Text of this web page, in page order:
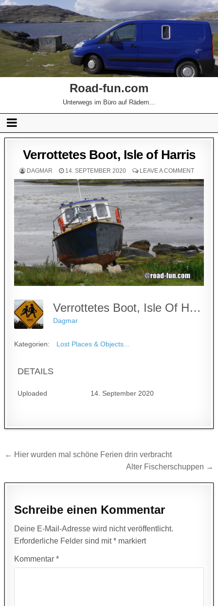
Road-fun.com
Unterwegs im Büro auf Rädern…
Verrottetes Boot, Isle of Harris
DAGMAR 14. SEPTEMBER 2020 LEAVE A COMMENT
Verrottetes Boot, Isle Of Harris
Dagmar
Kategorien: Lost Places & Objects...
DETAILS
Uploaded 14. September 2020
Beitragsnavigation
← Hier wurden mal schöne Ferien drin verbracht
Alter Fischerschuppen →
Schreibe einen Kommentar
Deine E-Mail-Adresse wird nicht veröffentlicht.
Erforderliche Felder sind mit* markiert
Kommentar*